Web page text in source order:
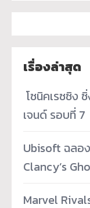
เรื่องล่าสุด
โซนิคเรซซิง
เจนด์ รอบที่ 7
Ubisoft ฉลอ
Clancy’s
Marvel